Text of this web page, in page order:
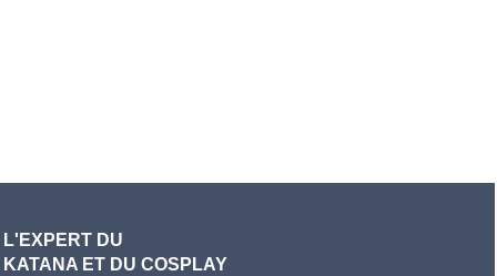
L'EXPERT DU
KATANA ET DU COSPLAY